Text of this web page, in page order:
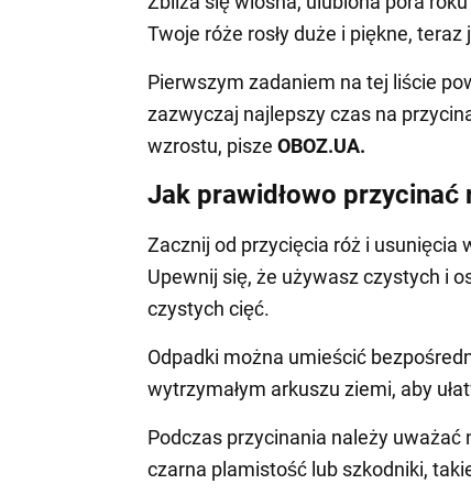
Twoje róże rosły duże i piękne,
Pierwszym zadaniem na tej liście
zazwyczaj najlepszy czas na
wzrostu, pisze OBOZ.UA.
Jak prawidłowo przycinać
Zacznij od przycięcia róż i usunięcia
Upewnij się, że używasz czystych i
czystych cięć.
Odpadki można umieścić
wytrzymałym arkuszu ziemi, aby
Podczas przycinania należy
czarna plamistość lub szkodniki,